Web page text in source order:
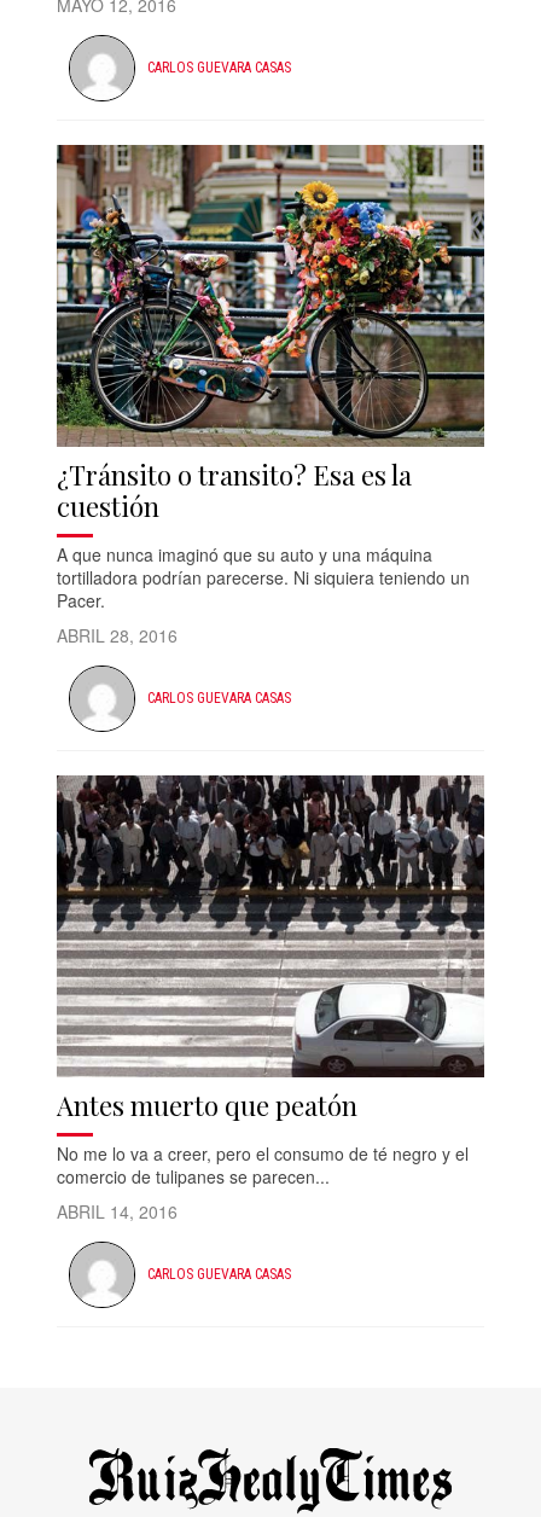
CARLOS GUEVARA CASAS
¿Tránsito o transito? Esa es la
cuestión
A que nunca imaginó que su auto y una máquina
tortilladora podrían parecerse. Ni siquiera teniendo un
Pacer.
ABRIL 28, 2016
CARLOS GUEVARA CASAS
Antes muerto que peatón
No me lo va a creer, pero el consumo de té negro y el
comercio de tulipanes se parecen...
ABRIL 14, 2016
CARLOS GUEVARA CASAS